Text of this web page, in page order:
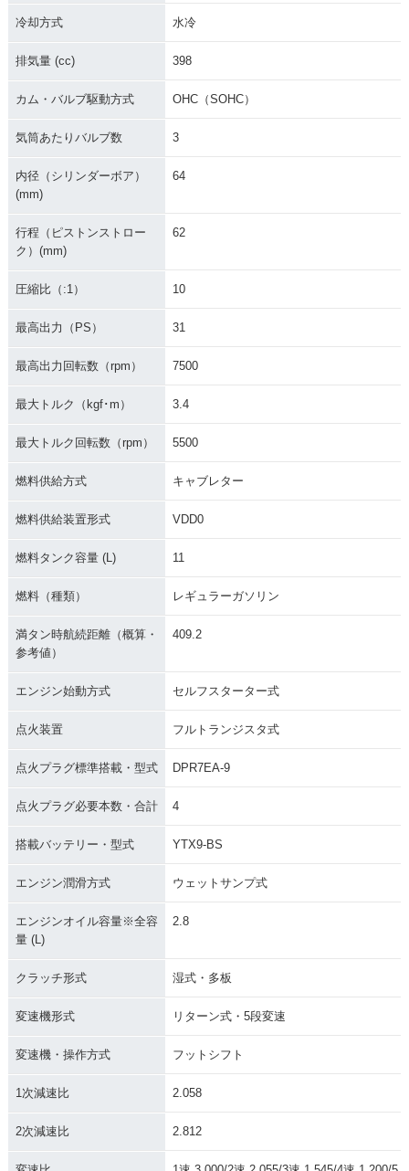
プ・カラーチェンジ
0・新登場
冷却方式 水冷
排気量 (cc) 398
カム・バルブ駆動方式 OHC（SOHC）
気筒あたりバルブ数 3
内径（シリンダーボア）
(mm)
64
行程（ピストンストロー
ク）(mm)
62
圧縮比（:1） 10
最高出力（PS） 31
最高出力回転数（rpm） 7500
最大トルク（kgf･m） 3.4
最大トルク回転数（rpm） 5500
燃料供給方式 キャブレター
燃料供給装置形式 VDD0
燃料タンク容量 (L) 11
燃料（種類） レギュラーガソリン
満タン時航続距離（概算・
参考値）
409.2
エンジン始動方式 セルフスターター式
点火装置 フルトランジスタ式
点火プラグ標準搭載・型式 DPR7EA-9
点火プラグ必要本数・合計 4
搭載バッテリー・型式 YTX9-BS
エンジン潤滑方式 ウェットサンプ式
エンジンオイル容量※全容
量 (L)
2.8
クラッチ形式 湿式・多板
変速機形式 リターン式・5段変速
変速機・操作方式 フットシフト
1次減速比 2.058
2次減速比 2.812